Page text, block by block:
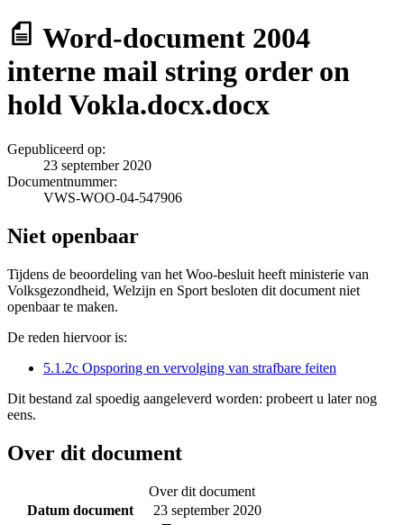
Word-document 2004
interne mail string order on
hold Vokla.docx.docx
Gepubliceerd op:
23 september 2020
Documentnummer:
VWS-WOO-04-547906
Niet openbaar
Tijdens de beoordeling van het Woo-besluit heeft ministerie van
Volksgezondheid, Welzijn en Sport besloten dit document niet
openbaar te maken.
De reden hiervoor is:
5.1.2c Opsporing en vervolging van strafbare feiten
Dit bestand zal spoedig aangeleverd worden: probeert u later nog
eens.
Over dit document
Over dit document
Datum document
23 september 2020